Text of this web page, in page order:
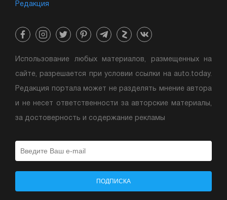
Редакция
Использование любых материалов, размещенных на
сайте, разрешается при условии ссылки на auto.today.
Редакция портала может не разделять мнение автора
и не несет ответственности за авторские материалы,
за достоверность и содержание рекламы
ПОДПИСКА